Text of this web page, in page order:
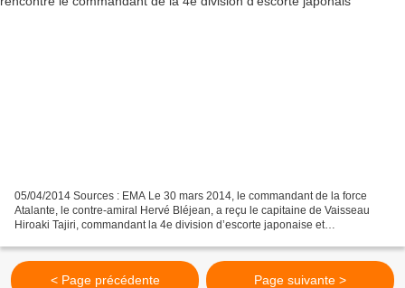
05/04/2014 Sources : EMA Le 30 mars 2014, le commandant de la force
Atalante, le contre-amiral Hervé Bléjean, a reçu le capitaine de Vaisseau
Hiroaki Tajiri, commandant la 4e division d’escorte japonaise et
< Page précédente Page suivante >